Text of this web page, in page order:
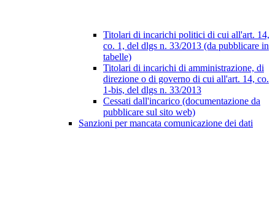
Titolari di incarichi politici di cui all'art. 14,
co. 1, del dlgs n. 33/2013 (da pubblicare in
tabelle)
Titolari di incarichi di amministrazione, di
direzione o di governo di cui all'art. 14, co.
1-bis, del dlgs n. 33/2013
Cessati dall'incarico (documentazione da
pubblicare sul sito web)
Sanzioni per mancata comunicazione dei dati